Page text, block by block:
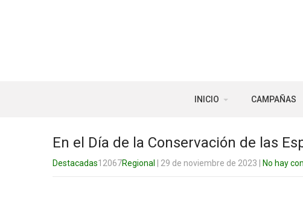
INICIO CAMPAÑAS
En el Día de la Conservación de las
Destacadas12067Regional | 29 de noviembre de 2023 No hay